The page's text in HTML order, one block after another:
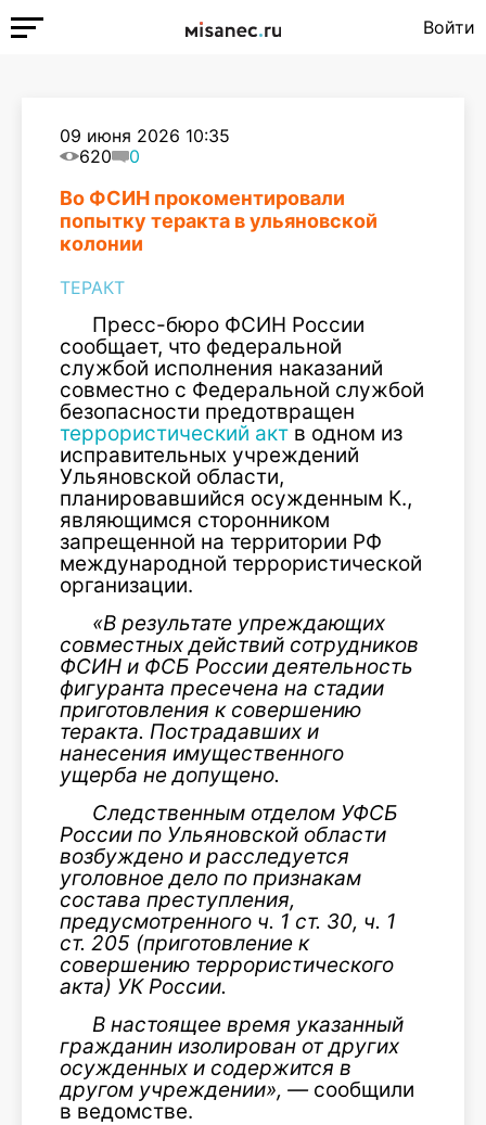
Войти
09 июня 2026 10:35
620
0
Во ФСИН прокоментировали
попытку теракта в ульяновской
колонии
ТЕРАКТ
Пресс-бюро ФСИН России
сообщает, что федеральной
службой исполнения наказаний
совместно с Федеральной службой
безопасности предотвращен
террористический акт в одном из
исправительных учреждений
Ульяновской области,
планировавшийся осужденным К.,
являющимся сторонником
запрещенной на территории РФ
международной террористической
организации.
«В результате упреждающих
совместных действий сотрудников
ФСИН и ФСБ России деятельность
фигуранта пресечена на стадии
приготовления к совершению
теракта. Пострадавших и
нанесения имущественного
ущерба не допущено.
Следственным отделом УФСБ
России по Ульяновской области
возбуждено и расследуется
уголовное дело по признакам
состава преступления,
предусмотренного ч. 1 ст. 30, ч. 1
ст. 205 (приготовление к
совершению террористического
акта) УК России.
В настоящее время указанный
гражданин изолирован от других
осужденных и содержится в
другом учреждении», —сообщили
в ведомстве.